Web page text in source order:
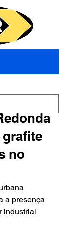
no
a presença
industrial